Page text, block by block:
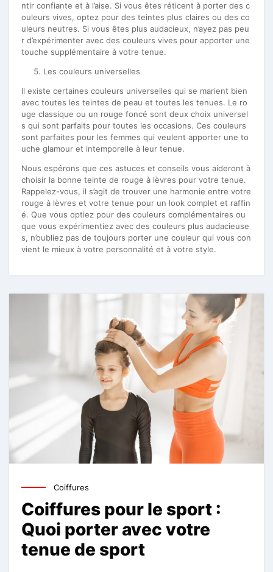
ntir confiante et à l’aise. Si vous êtes réticent à porter des c
ouleurs vives, optez pour des teintes plus claires ou des co
uleurs neutres. Si vous êtes plus audacieux, n’ayez pas peu
r d’expérimenter avec des couleurs vives pour apporter une
touche supplémentaire à votre tenue.
Les couleurs universelles
Il existe certaines couleurs universelles qui se marient bien
avec toutes les teintes de peau et toutes les tenues. Le ro
uge classique ou un rouge foncé sont deux choix universel
s qui sont parfaits pour toutes les occasions. Ces couleurs
sont parfaites pour les femmes qui veulent apporter une to
uche glamour et intemporelle à leur tenue.
Nous espérons que ces astuces et conseils vous aideront à
choisir la bonne teinte de rouge à lèvres pour votre tenue.
Rappelez-vous, il s’agit de trouver une harmonie entre votre
rouge à lèvres et votre tenue pour un look complet et raffin
é. Que vous optiez pour des couleurs complémentaires ou
que vous expérimentiez avec des couleurs plus audacieuse
s, n’oubliez pas de toujours porter une couleur qui vous con
vient le mieux à votre personnalité et à votre style.
Coiffures
Coiffures pour le sport :
Quoi porter avec votre
tenue de sport